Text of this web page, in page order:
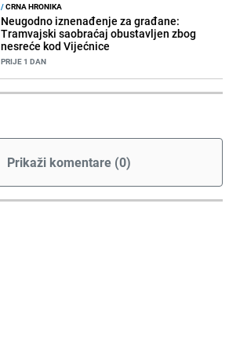
/CRNA HRONIKA
Neugodno iznenađenje za građane:
Tramvajski saobraćaj obustavljen zbog
nesreće kod Vijećnice
PRIJE 1 DAN
Prikaži komentare (0)